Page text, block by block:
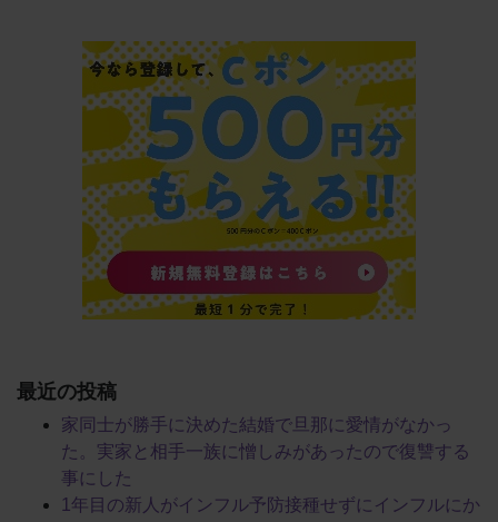
最近の投稿
家同士が勝手に決めた結婚で旦那に愛情がなかっ
た。実家と相手一族に憎しみがあったので復讐する
事にした
1年目の新人がインフル予防接種せずにインフルにか